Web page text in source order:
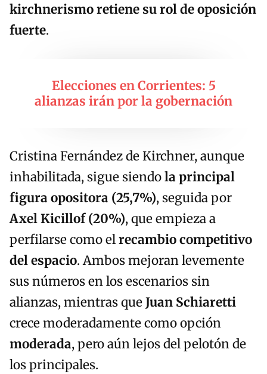
kirchnerismo retiene su rol de oposición
fuerte.
Elecciones en Corrientes: 5
alianzas irán por la gobernación
Cristina Fernández de Kirchner, aunque
inhabilitada, sigue siendola principal
figura opositora (25,7%), seguida por
Axel Kicillof (20%), que empieza a
perfilarse como elrecambio competitivo
del espacio. Ambos mejoran levemente
sus números en los escenarios sin
alianzas, mientras queJuan Schiaretti
crece moderadamente como opción
moderada, pero aún lejos del pelotón de
los principales.